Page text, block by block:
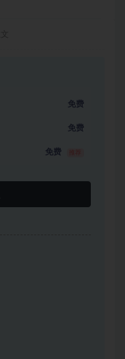
免费
免费
免费